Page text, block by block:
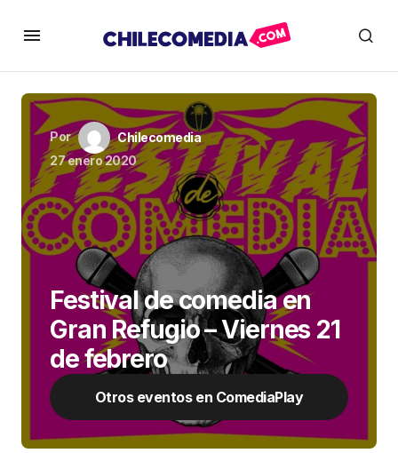
Por
Chilecomedia
27 enero 2020
Festival de comedia en
Gran Refugio – Viernes 21
de febrero
Otros eventos en ComediaPlay